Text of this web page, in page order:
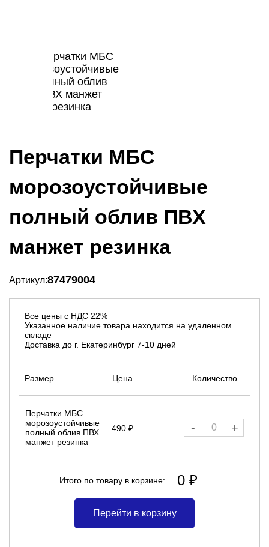
Перчатки МБС
морозоустойчивые
полный облив ПВХ
манжет резинка
Артикул:87479004
Все цены с НДС 22%
Указанное наличие товара находится на удаленном
складе
Доставка до г. Екатеринбург 7-10 дней
Размер Цена Количество
Перчатки МБС
морозоустойчивые
полный облив ПВХ
манжет резинка
490 ₽ - +
Итого по товару в корзине: 0 ₽
Перейти в корзину